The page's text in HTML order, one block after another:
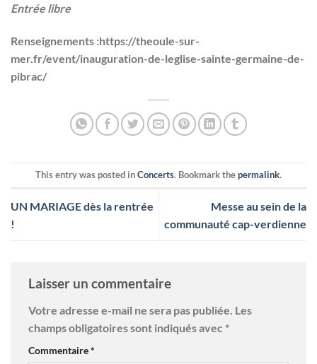
Entrée libre
Renseignements :https://theoule-sur-
mer.fr/event/inauguration-de-leglise-sainte-germaine-de-
pibrac/
This entry was posted inConcerts. Bookmark thepermalink.
UN MARIAGE dès la rentrée
!
Messe au sein de la
communauté cap-verdienne
Laisser un commentaire
Votre adresse e-mail ne sera pas publiée. Les
champs obligatoires sont indiqués avec *
Commentaire*